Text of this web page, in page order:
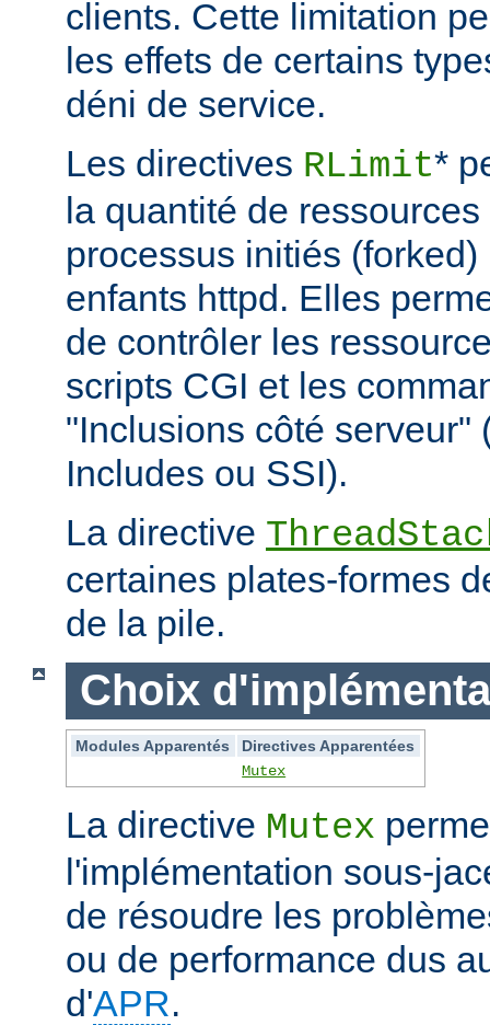
clients. Cette limitation
les effets de certains
déni de service.
Les directives RLimit*
la quantité de
processus initiés
enfants httpd. Elles
de contrôler les
scripts CGI et les
"Inclusions côté serveur"
Includes ou SSI).
La directive
certaines plates-formes
de la pile.
Choix
Modules Apparentés
Directives Apparentées
Mutex
La directive Mutex
l'implémentation sous-
de résoudre les
ou de performance dus
d'APR.